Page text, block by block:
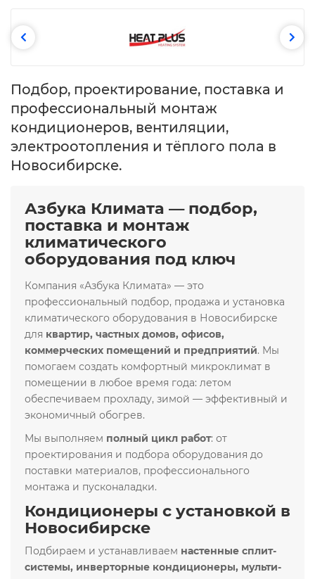
Подбор, проектирование, поставка и
профессиональный монтаж
кондиционеров, вентиляции,
электроотопления и тёплого пола в
Новосибирске.
Азбука Климата — подбор,
поставка и монтаж
климатического
оборудования под ключ
Компания «Азбука Климата» — это
профессиональный подбор, продажа и установка
климатического оборудования в Новосибирске
для квартир, частных домов, офисов,
коммерческих помещений и предприятий. Мы
помогаем создать комфортный микроклимат в
помещении в любое время года: летом
обеспечиваем прохладу, зимой — эффективный и
экономичный обогрев.
Мы выполняем полный цикл работ: от
проектирования и подбора оборудования до
поставки материалов, профессионального
монтажа и пусконаладки.
Кондиционеры с установкой в
Новосибирске
Подбираем и устанавливаем настенные сплит-
системы, инверторные кондиционеры, мульти-